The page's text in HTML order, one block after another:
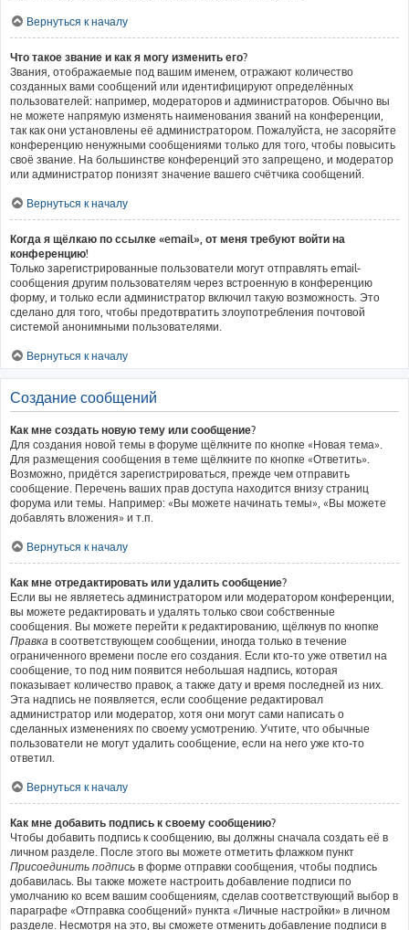
Вернуться к началу
Что такое звание и как я могу изменить его?
Звания, отображаемые под вашим именем, отражают количество
созданных вами сообщений или идентифицируют определённых
пользователей: например, модераторов и администраторов. Обычно вы
не можете напрямую изменять наименования званий на конференции,
так как они установлены её администратором. Пожалуйста, не засоряйте
конференцию ненужными сообщениями только для того, чтобы повысить
своё звание. На большинстве конференций это запрещено, и модератор
или администратор понизят значение вашего счётчика сообщений.
Вернуться к началу
Когда я щёлкаю по ссылке «email», от меня требуют войти на
конференцию!
Только зарегистрированные пользователи могут отправлять email-
сообщения другим пользователям через встроенную в конференцию
форму, и только если администратор включил такую возможность. Это
сделано для того, чтобы предотвратить злоупотребления почтовой
системой анонимными пользователями.
Вернуться к началу
Создание сообщений
Как мне создать новую тему или сообщение?
Для создания новой темы в форуме щёлкните по кнопке «Новая тема».
Для размещения сообщения в теме щёлкните по кнопке «Ответить».
Возможно, придётся зарегистрироваться, прежде чем отправить
сообщение. Перечень ваших прав доступа находится внизу страниц
форума или темы. Например: «Вы можете начинать темы», «Вы можете
добавлять вложения» и т.п.
Вернуться к началу
Как мне отредактировать или удалить сообщение?
Если вы не являетесь администратором или модератором конференции,
вы можете редактировать и удалять только свои собственные
сообщения. Вы можете перейти к редактированию, щёлкнув по кнопке
Правка в соответствующем сообщении, иногда только в течение
ограниченного времени после его создания. Если кто-то уже ответил на
сообщение, то под ним появится небольшая надпись, которая
показывает количество правок, а также дату и время последней из них.
Эта надпись не появляется, если сообщение редактировал
администратор или модератор, хотя они могут сами написать о
сделанных изменениях по своему усмотрению. Учтите, что обычные
пользователи не могут удалить сообщение, если на него уже кто-то
ответил.
Вернуться к началу
Как мне добавить подпись к своему сообщению?
Чтобы добавить подпись к сообщению, вы должны сначала создать её в
личном разделе. После этого вы можете отметить флажком пункт
Присоединить подпись в форме отправки сообщения, чтобы подпись
добавилась. Вы также можете настроить добавление подписи по
умолчанию ко всем вашим сообщениям, сделав соответствующий выбор в
параграфе «Отправка сообщений» пункта «Личные настройки» в личном
разделе. Несмотря на это, вы сможете отменить добавление подписи в